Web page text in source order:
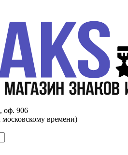
оф. 906
времени)